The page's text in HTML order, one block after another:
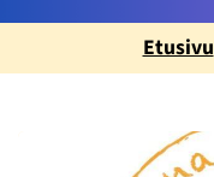
Etusivu